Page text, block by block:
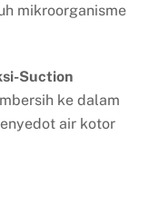
mikroorganisme
Suction
ke dalam
air kotor